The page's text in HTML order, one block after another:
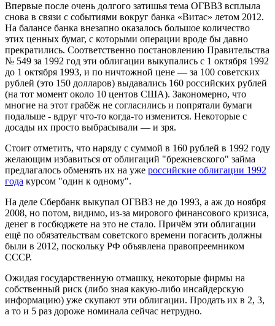
Впервые после очень долгого затишья тема ОГВВЗ всплыла
снова в связи с событиями вокруг банка «Витас» летом 2012.
На балансе банка внезапно оказалось большое количество
этих ценных бумаг, с которыми операции вроде бы давно
прекратились. Соответственно постановлению Правительства
№ 549 за 1992 год эти облигации выкупались с 1 октября 1992
до 1 октября 1993, и по ничтожной цене — за 100 советских
рублей (это 150 долларов) выдавались 160 российских рублей
(на тот момент около 10 центов США). Закономерно, что
многие на этот грабёж не согласились и попрятали бумаги
подальше - вдруг что-то когда-то изменится. Некоторые с
досады их просто выбрасывали — и зря.
Стоит отметить, что наряду с суммой в 160 рублей в 1992 году
желающим избавиться от облигаций "брежневского" займа
предлагалось обменять их на уже российские облигации 1992
года курсом "один к одному".
На деле Сбербанк выкупал ОГВВЗ не до 1993, а аж до ноября
2008, но потом, видимо, из-за мирового финансового кризиса,
денег в госбюджете на это не стало. Причём эти облигации
ещё по обязательствам советского времени погасить должны
были в 2012, поскольку РФ объявлена правопреемником
СССР.
Ожидая государственную отмашку, некоторые фирмы на
собственный риск (либо зная какую-либо инсайдерскую
информацию) уже скупают эти облигации. Продать их в 2, 3,
а то и 5 раз дороже номинала сейчас нетрудно.